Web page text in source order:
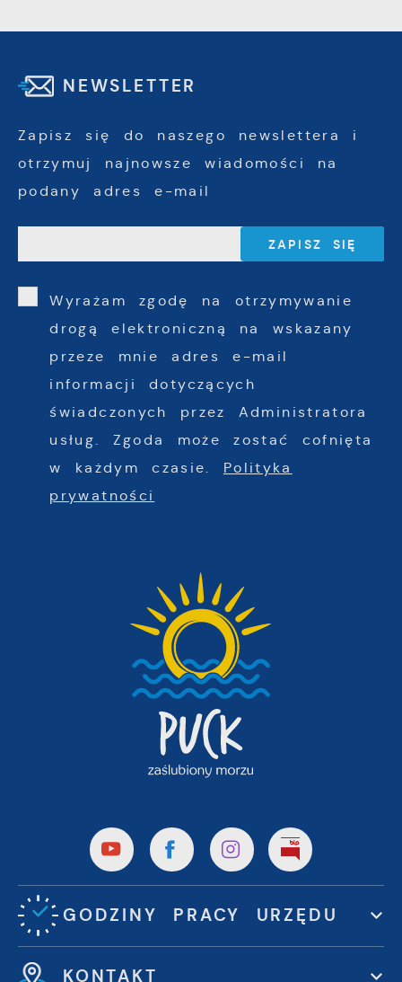
NEWSLETTER
Zapisz się do naszego newslettera i
otrzymuj najnowsze wiadomości na
podany adres e-mail
Wyrażam zgodę na otrzymywanie
drogą elektroniczną na wskazany
przeze mnie adres e-mail
informacji dotyczących
świadczonych przez Administratora
usług. Zgoda może zostać cofnięta
w każdym czasie. Polityka
prywatności
GODZINY PRACY URZĘDU
KONTAKT